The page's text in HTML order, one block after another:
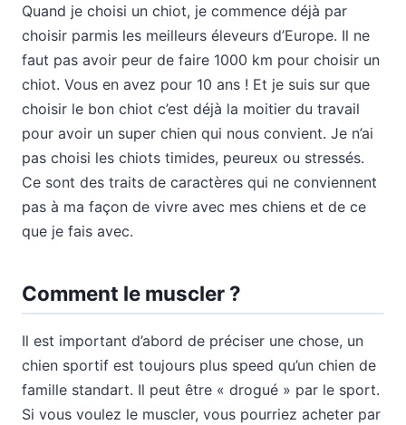
Quand je choisi un chiot, je commence déjà par
choisir parmis les meilleurs éleveurs d’Europe. Il ne
faut pas avoir peur de faire 1000 km pour choisir un
chiot. Vous en avez pour 10 ans ! Et je suis sur que
choisir le bon chiot c’est déjà la moitier du travail
pour avoir un super chien qui nous convient. Je n’ai
pas choisi les chiots timides, peureux ou stressés.
Ce sont des traits de caractères qui ne conviennent
pas à ma façon de vivre avec mes chiens et de ce
que je fais avec.
Comment le muscler ?
Il est important d’abord de préciser une chose, un
chien sportif est toujours plus speed qu’un chien de
famille standart. Il peut être « drogué » par le sport.
Si vous voulez le muscler, vous pourriez acheter par